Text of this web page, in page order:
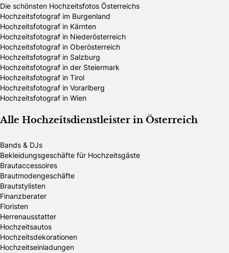
Die schönsten Hochzeitsfotos Österreichs
Hochzeitsfotograf im Burgenland
Hochzeitsfotograf in Kärnten
Hochzeitsfotograf in Niederösterreich
Hochzeitsfotograf in Oberösterreich
Hochzeitsfotograf in Salzburg
Hochzeitsfotograf in der Steiermark
Hochzeitsfotograf in Tirol
Hochzeitsfotograf in Vorarlberg
Hochzeitsfotograf in Wien
Alle Hochzeitsdienstleister in Österreich
Bands & DJs
Bekleidungsgeschäfte für Hochzeitsgäste
Brautaccessoires
Brautmodengeschäfte
Brautstylisten
Finanzberater
Floristen
Herrenausstatter
Hochzeitsautos
Hochzeitsdekorationen
Hochzeitseinladungen